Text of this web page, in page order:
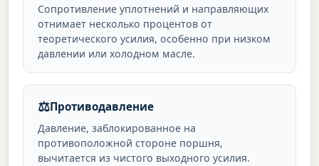
Сопротивление уплотнений и направляющих
отнимает несколько процентов от
теоретического усилия, особенно при низком
давлении или холодном масле.
⚖️Противодавление
Давление, заблокированное на
противоположной стороне поршня,
вычитается из чистого выходного усилия.